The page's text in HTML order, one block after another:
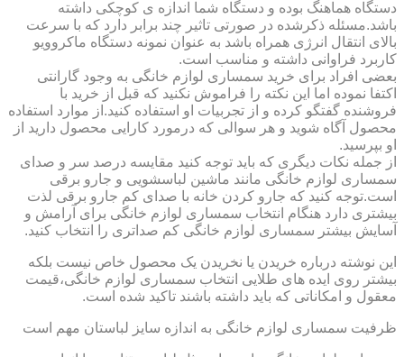
دستگاه هماهنگ بوده و دستگاه شما اندازه ی کوچکی داشته
باشد.مسئله ذکرشده در صورتی تاثیر چند برابر دارد که با سرعت
بالای انتقال انرژی همراه باشد به عنوان نمونه دستگاه ماکروویو
کاربرد فراوانی داشته و مناسب است.
بعضی افراد برای خرید سمساری لوازم خانگی به وجود گارانتی
اکتفا نموده اما این نکته را فراموش نکنید که قبل از خرید با
فروشنده گفتگو کرده و از تجربیات او استفاده کنید.از موارد استفاده
محصول آگاه شوید و هر سوالی که درمورد کارایی محصول دارید از
او بپرسید.
از جمله نکات دیگری که باید توجه کنید مقایسه درصد سر و صدای
سمساری لوازم خانگی مانند ماشین لباسشویی و جارو برقی
است.توجه کنید که جارو کردن خانه با صدای کم جارو برقی لذت
بیشتری دارد هنگام انتخاب سمساری لوازم خانگی برای آرامش و
آسایش بیشتر سمساری لوازم خانگی کم صداتری را انتخاب کنید.
این نوشته درباره خریدن یا نخریدن یک محصول خاص نیست بلکه
بیشتر روی ایده های طلایی انتخاب سمساری لوازم خانگی،قیمت
معقول و امکاناتی که باید داشته باشند تاکید شده است.
ظرفیت سمساری لوازم خانگی به اندازه سایز لباستان مهم است